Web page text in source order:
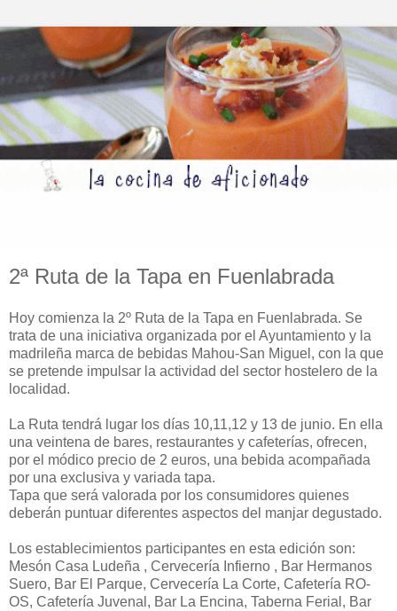
2ª Ruta de la Tapa en Fuenlabrada
Hoy comienza la 2º Ruta de la Tapa en Fuenlabrada. Se
trata de una iniciativa organizada por el Ayuntamiento y la
madrileña marca de bebidas Mahou-San Miguel, con la que
se pretende impulsar la actividad del sector hostelero de la
localidad.
La Ruta tendrá lugar los días 10,11,12 y 13 de junio. En ella
una veintena de bares, restaurantes y cafeterías, ofrecen,
por el módico precio de 2 euros, una bebida acompañada
por una exclusiva y variada tapa.
Tapa que será valorada por los consumidores quienes
deberán puntuar diferentes aspectos del manjar degustado.
Los establecimientos participantes en esta edición son:
Mesón Casa Ludeña , Cervecería Infierno , Bar Hermanos
Suero, Bar El Parque, Cervecería La Corte, Cafetería RO-
OS, Cafetería Juvenal, Bar La Encina, Taberna Ferial, Bar